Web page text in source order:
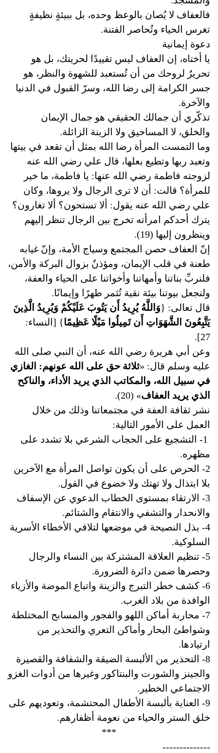
فالعفاف لا يُصان بالوعظ وحده، بل ببيئةٍ نظيفةٍ
تغرس الحياء وتُحاصر الفتنة.
دعوة إيمانية
يا أختاه، إن العفاف ليس تقييدًا لحريتك، بل هو
تحريرٌ لروحك من أن تُستعبد للشهوة والنظر، هو
جسر الكرامة إلى رضا الله، وسرّ القبول في الدنيا
والآخرة.
تذكّري أن جمالك الحقيقي هو جمال الإيمان
والخلق، لا المساحيق ولا الزينة الزائلة.
وما التمست المرأة رضا الله بمثل أن تقعد في بيتها
وتعبد ربها وتطيع بعلها، قال علي رضي الله عنه
لزوجته فاطمة رضي الله عنها: يا فاطمة، ما خير
للمرأة؟ قالت: أن لا ترى الرجال ولا يروها، وكان
علي رضي الله عنه يقول: ألا تستحون؟ ألا تغارون؟
يترك أحدكم امرأته تخرج بين الرجال تنظر إليهم
وينظرون إليها (19).
إنّ العفاف حصن المجتمع وسياج الأمة، وإنّ غيابه
طعنة في قلب الإيمان، ومؤذنٌ بزوال البركة والأمن،
فلنربِّ بناتنا وأمهاتنا وأخواتنا على الحياء والعفة،
ولنجعل بيوتنا بيئة نقية تُثمر طهرًا وإيمانًا.
قال تعالى: {وَاللَّهُ يُرِيدُ أَن يَتُوبَ عَلَيْكُمْ وَيُرِيدُ الَّذِينَ
يَتَّبِعُونَ الشَّهَوَاتِ أَن تَمِيلُوا مَيْلًا عَظِيمًا} [النساء:
27].
وعن أبي هريرة رضي الله عنه، أن النبي صلى الله
عليه وسلم قال: «ثلاثة حق على الله عونهم: الغازي
في سبيل الله، والمكاتب الذي يريد الأداء، والناكح
الذي يريد العفاف» (20).
نشر ثقافة العفة في مجتمعاتنا وذلك من خلال
العمل على الأمور التالية:
1- التشجيع على الحجاب الشرعي بلا تشدد على
مظهره.
2- الحرص على أن يكون تواصل المرأة مع الآخرين
بلا ابتذال ولا تهتك ولا خضوع في القول.
3- الارتقاء بمستوى الخطاب الدعوي عن الإسفاف
والانحدار والتشفي والانتقام والشتائم.
4- بذل النصيحة في موضعها لتلافي الأخطاء الأسرية
السلوكية.
5- تنظيم العلاقة المشتركة بين النساء والرجال
وحصرها ضمن دائرة الضرورة.
6- كشف خطر التبرج والزينة واتباع الموضة والأزياء
الوافدة من بلاد الغرب.
7- محاربة أماكن اللهو والفجور والمسابح المختلطة
وشواطئ البحار وأماكن التعري والتحذير من
ارتيادها.
8- التحذير من الألبسة الضيقة والشفافة والقصيرة
والجينز والشورت والبنتاكور وغيرها من أدوات الغزو
الاجتماعي الخطير.
9- العناية بألبسة الأطفال المحتشمة، وتعوديهم على
خلق الستر والحياء من نعومة أظفارهم.
***
--------------